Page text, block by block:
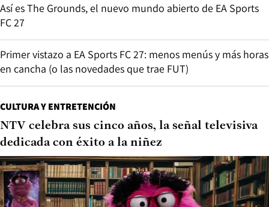
Así es The Grounds, el nuevo mundo abierto de EA Sports
FC 27
Primer vistazo a EA Sports FC 27: menos menús y más horas
en cancha (o las novedades que trae FUT)
CULTURA Y ENTRETENCIÓN
NTV celebra sus cinco años, la señal televisiva
dedicada con éxito a la niñez